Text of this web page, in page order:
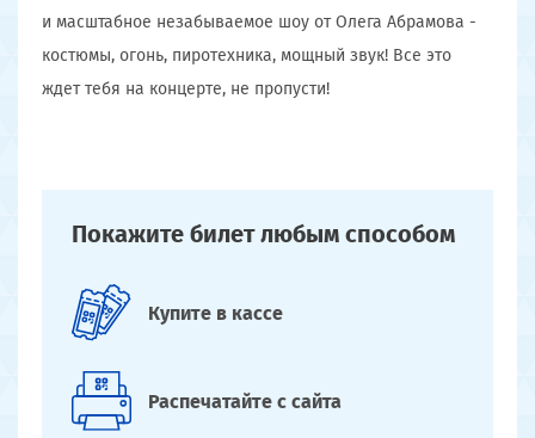
и масштабное незабываемое шоу от Олега Абрамова -
костюмы, огонь, пиротехника, мощный звук! Все это
ждет тебя на концерте, не пропусти!
Покажите билетлюбым способом
Купите в кассе
Распечатайте с сайта